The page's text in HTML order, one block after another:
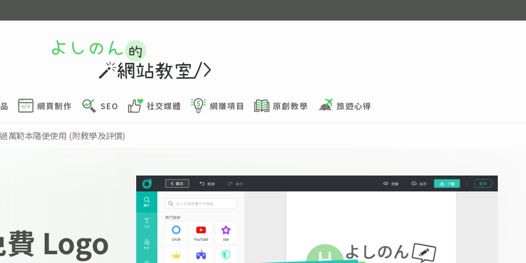
網頁制作 SEO 社交媒體 網賺項目 原創教學 旅遊心得
萬範本隨便使用 (附教學及評價)
Logo